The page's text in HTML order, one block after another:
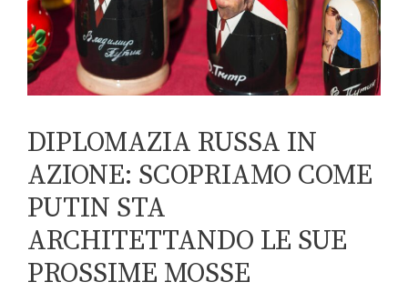
DIPLOMAZIA RUSSA IN
AZIONE: SCOPRIAMO COME
PUTIN STA
ARCHITETTANDO LE SUE
PROSSIME MOSSE